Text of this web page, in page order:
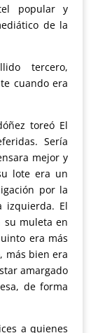
popular y
de la
tercero,
cuando era
toreó El
Sería
mejor y
lote era un
por la
El
su muleta en
era más
más bien era
amargado
de forma
a quienes